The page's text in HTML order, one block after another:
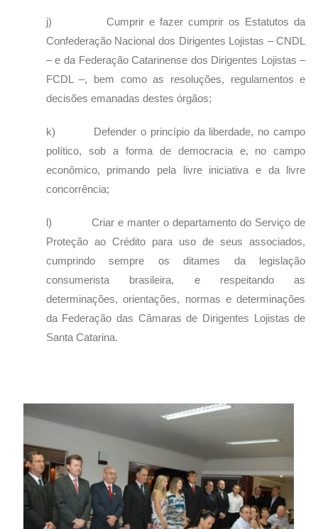
j) Cumprir e fazer cumprir os Estatutos da
Confederação Nacional dos Dirigentes Lojistas – CNDL
– e da Federação Catarinense dos Dirigentes Lojistas –
FCDL –, bem como as resoluções, regulamentos e
decisões emanadas destes órgãos;
k) Defender o princípio da liberdade, no campo
político, sob a forma de democracia e, no campo
econômico, primando pela livre iniciativa e da livre
concorrência;
l) Criar e manter o departamento do Serviço de
Proteção ao Crédito para uso de seus associados,
cumprindo sempre os ditames da legislação
consumerista brasileira, e respeitando as
determinações, orientações, normas e determinações
da Federação das Câmaras de Dirigentes Lojistas de
Santa Catarina.